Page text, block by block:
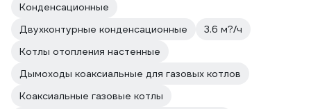
Конденсационные
Двухконтурные конденсационные
3.6 м?/ч
Котлы отопления настенные
Дымоходы коаксиальные для газовых котлов
Коаксиальные газовые котлы